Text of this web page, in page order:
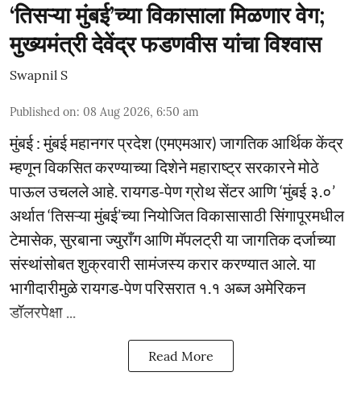
‘तिसऱ्या मुंबई’च्या विकासाला मिळणार वेग;
मुख्यमंत्री देवेंद्र फडणवीस यांचा विश्वास
Swapnil S
Published on: 08 Aug 2026, 6:50 am
मुंबई : मुंबई महानगर प्रदेश (एमएमआर) जागतिक आर्थिक केंद्र
म्हणून विकसित करण्याच्या दिशेने महाराष्ट्र सरकारने मोठे
पाऊल उचलले आहे. रायगड-पेण ग्रोथ सेंटर आणि ‘मुंबई ३.०’
अर्थात ‘तिसऱ्या मुंबई’च्या नियोजित विकासासाठी सिंगापूरमधील
टेमासेक, सुरबाना ज्युराँग आणि मॅपलट्री या जागतिक दर्जाच्या
संस्थांसोबत शुक्रवारी सामंजस्य करार करण्यात आले. या
भागीदारीमुळे रायगड-पेण परिसरात १.१ अब्ज अमेरिकन
डॉलरपेक्षा ...
Read More